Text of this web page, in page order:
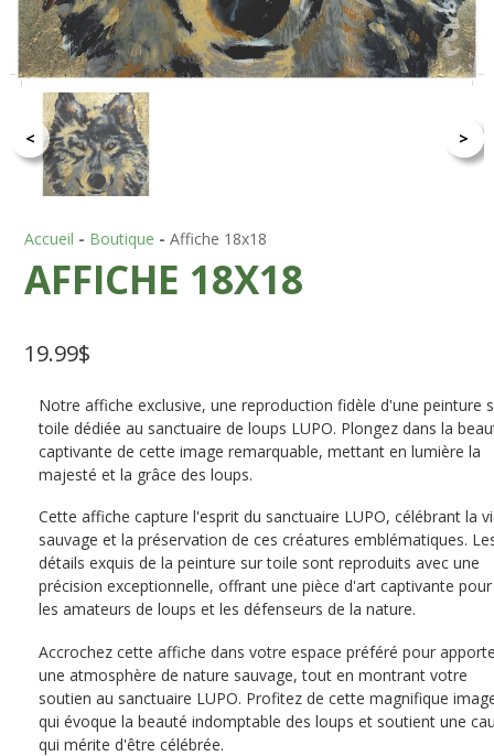
< >
Accueil - Boutique - Affiche 18x18
AFFICHE 18X18
19.99$
Notre affiche exclusive, une reproduction fidèle d'une peinture
toile dédiée au sanctuaire de loups LUPO. Plongez dans la
captivante de cette image remarquable, mettant en lumière la
majesté et la grâce des loups.
Cette affiche capture l'esprit du sanctuaire LUPO, célébrant la
sauvage et la préservation de ces créatures emblématiques.
détails exquis de la peinture sur toile sont reproduits avec une
précision exceptionnelle, offrant une pièce d'art captivante pour
les amateurs de loups et les défenseurs de la nature.
Accrochez cette affiche dans votre espace préféré pour
une atmosphère de nature sauvage, tout en montrant votre
soutien au sanctuaire LUPO. Profitez de cette magnifique
qui évoque la beauté indomptable des loups et soutient une
qui mérite d'être célébrée.